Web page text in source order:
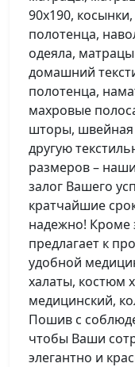
90х190,
полотенца,
одеяла,
домашний
полотенца,
махровые
шторы, швейная
другую
размеров –
залог Вашего
кратчайшие
надежно! Кроме
предлагает к
удобной
халаты, костюм
медицинский,
Пошив с
чтобы Ваши
элегантно и